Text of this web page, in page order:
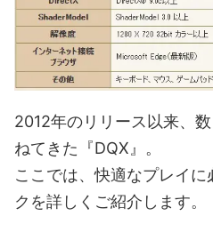
2012年のリリース以来、
ねてきた『DQX』。
ここでは、快適なプレイ
クを詳しくご紹介します。